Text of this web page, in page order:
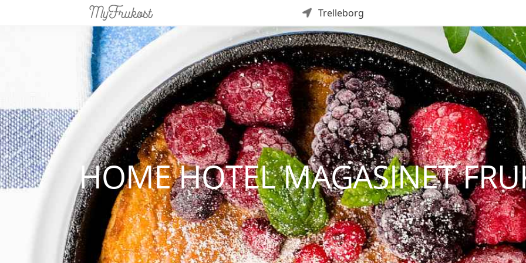
Trelleborg
HOME HOTEL MAGASINET